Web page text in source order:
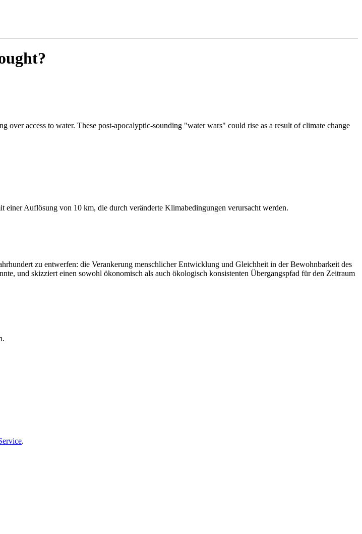
access to water. These post-apocalyptic-sounding "water wars" could rise as a result of climate change
Auflösung von 10 km, die durch veränderte Klimabedingungen verursacht werden.
zu entwerfen: die Verankerung menschlicher Entwicklung und Gleichheit in der Bewohnbarkeit des
und skizziert einen sowohl ökonomisch als auch ökologisch konsistenten Übergangspfad für den Zeitraum
.